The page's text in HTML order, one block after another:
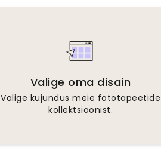
Valige oma disain
Valige kujundus meie fototapeetide
kollektsioonist.